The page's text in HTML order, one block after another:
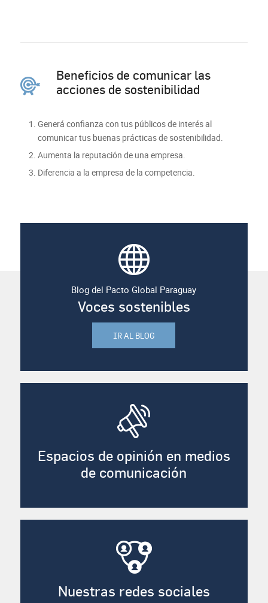
Beneficios de comunicar las
acciones de sostenibilidad
Generá confianza con tus públicos de interés al
comunicar tus buenas prácticas de sostenibilidad.
Aumenta la reputación de una empresa.
Diferencia a la empresa de la competencia.
Blog del Pacto Global Paraguay
Voces sostenibles
IR AL BLOG
Espacios de opinión en medios
de comunicación
Nuestras redes sociales